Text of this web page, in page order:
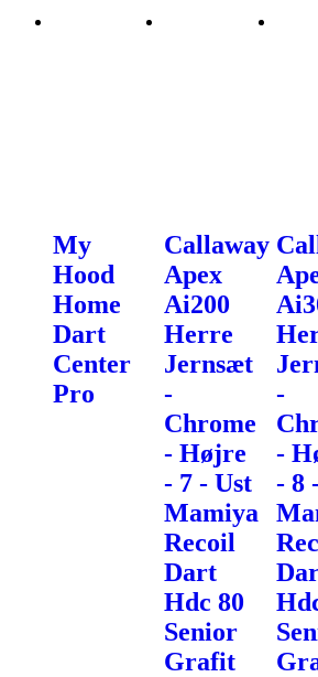
My
Hood
Home
Dart
Center
Pro
Callaway
Apex
Ai200
Herre
Jernsæt
-
Chrome
- Højre
- 7 - Ust
Mamiya
Recoil
Dart
Hdc 80
Senior
Grafit
-
-
- 8